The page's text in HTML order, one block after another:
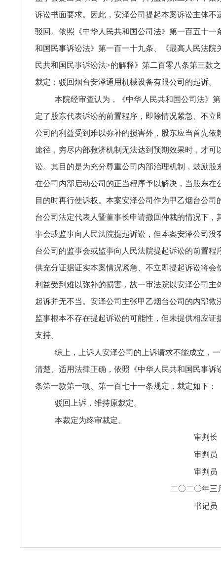
诉讼书面要求。因此，安泽公司提起本案诉讼主体不
驳回。依照《中华人民共和国公司法》第一百五十一
和国民事诉讼法》第一百一十九条、《最高人民法院
民共和国民事诉讼法>的解释》第二百零八条第三款
裁定：驳回烟台安泽通用机械设备有限公司的起诉。
本院经审查认为，《中华人民共和国公司法》
定了股东代表诉讼的前置程序，即除情况紧急、不立
公司的利益受到难以弥补的损害外，股东应当首先依
途径，穷尽内部救济机制无法达到预期效果时，才可
讼。其目的是为充分尊重公司内部治理机制，鼓励股
在公司内部启动公司的正当程序予以解决，当股东在
目的时再行使诉权。本案安泽公司作为甲乙烟台公司
台公司法定代表人暨董事长申请撤回仲裁的情况下，
事会或监事向人民法院提起诉讼，但本案安泽公司没
台公司的监事会或监事向人民法院提起诉讼的前置程
供充分证据证实本案情况紧急、不立即提起诉讼将会
利益受到难以弥补的损害，故一审法院以安泽公司主
起诉并无不当。安泽公司主张甲乙烟台公司的内部救
监事根本不存在提起诉讼的可能性，但未提供相应证
支持。
综上，上诉人安泽公司的上诉请求不能成立，
清楚、适用法律正确，依照《中华人民共和国民事诉
条第一款第一项、第一百七十一条规定，裁定如下：
驳回上诉，维持原裁定。
本裁定为终审裁定。
审判
审判
审判
二〇二〇年三
书记